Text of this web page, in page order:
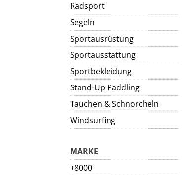
Radsport
Segeln
Sportausrüstung
Sportausstattung
Sportbekleidung
Stand-Up Paddling
Tauchen & Schnorcheln
Windsurfing
MARKE
+8000